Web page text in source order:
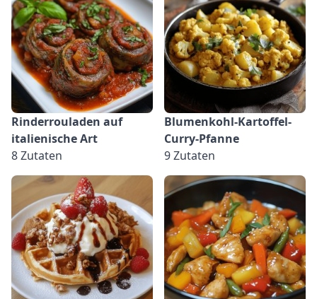
Rinderrouladen auf
italienische Art
8 Zutaten
Blumenkohl-Kartoffel-
Curry-Pfanne
9 Zutaten